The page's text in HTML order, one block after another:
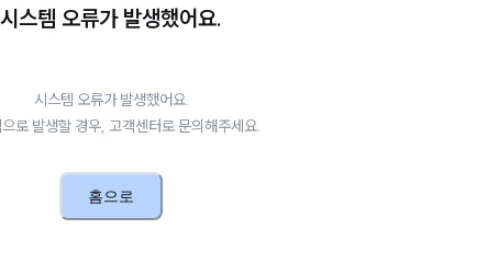
시스템 오류가 발생했어요.
시스템 오류가 발생했어요.
로 발생할 경우, 고객센터로 문의해주세요.
홈으로